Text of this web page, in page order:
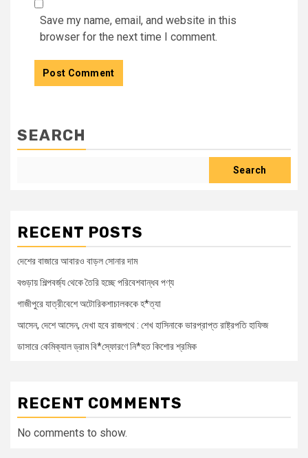
Save my name, email, and website in this
browser for the next time I comment.
SEARCH
Search
RECENT POSTS
দেশের বাজারে আবারও বাড়ল সোনার দাম
বগুড়ায় শিল্পবর্জ্য থেকে তৈরি হচ্ছে পরিবেশবান্ধব পণ্য
গাজীপুরে যাত্রীবেশে অটোরিকশাচালককে হ*ত্যা
আসেন, দেশে আসেন, দেখা হবে রাজপথে : শেখ হাসিনাকে ভারপ্রাপ্ত রাষ্ট্রপতি হাফিজ
ডাসারে কেমিক্যাল ড্রাম বি*স্ফোরণে নি*হত কিশোর শ্রমিক
RECENT COMMENTS
No comments to show.